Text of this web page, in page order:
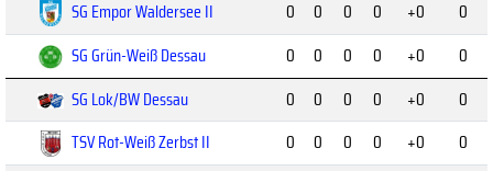
SG Empor Waldersee II
0 0 0 0 +0
0
SG Grün-Weiß Dessau
0 0 0 0 +0
0
SG Lok/BW Dessau
0 0 0 0 +0
0
TSV Rot-Weiß Zerbst II
0 0 0 0 +0 0